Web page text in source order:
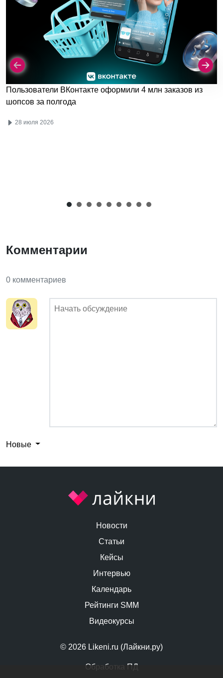
Пользователи ВКонтакте оформили 4 млн заказов из
шопсов за полгода
28 июля 2026
Комментарии
0 комментариев
Новые
© 2026 Likeni.ru (Лайкни.ру)
Обработка ПД
Новости
Статьи
Кейсы
Интервью
Календарь
Рейтинги SMM
Видеокурсы